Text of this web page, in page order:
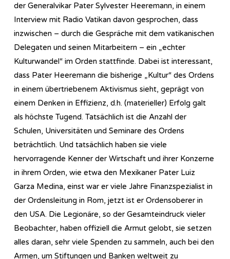
der Generalvikar Pater Sylvester Heeremann, in einem
Interview mit Radio Vatikan davon gesprochen, dass
inzwischen – durch die Gespräche mit dem vatikanischen
Delegaten und seinen Mitarbeitern – ein „echter
Kulturwandel“ im Orden stattfinde. Dabei ist interessant,
dass Pater Heeremann die bisherige „Kultur“ des Ordens
in einem übertriebenem Aktivismus sieht, geprägt von
einem Denken in Effizienz, d.h. (materieller) Erfolg galt
als höchste Tugend. Tatsächlich ist die Anzahl der
Schulen, Universitäten und Seminare des Ordens
beträchtlich. Und tatsächlich haben sie viele
hervorragende Kenner der Wirtschaft und ihrer Konzerne
in ihrem Orden, wie etwa den Mexikaner Pater Luiz
Garza Medina, einst war er viele Jahre Finanzspezialist in
der Ordensleitung in Rom, jetzt ist er Ordensoberer in
den USA. Die Legionäre, so der Gesamteindruck vieler
Beobachter, haben offiziell die Armut gelobt, sie setzen
alles daran, sehr viele Spenden zu sammeln, auch bei den
Armen, um Stiftungen und Banken weltweit zu